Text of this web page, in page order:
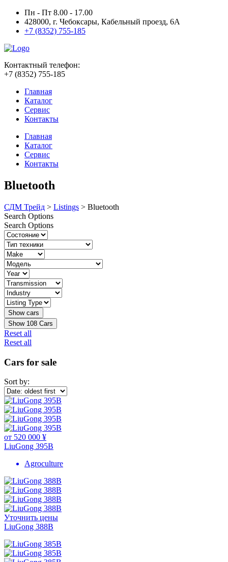
Пн - Пт 8.00 - 17.00
428000, г. Чебоксары, Кабельный проезд, 6А
+7 (8352) 755-185
Контактный телефон:
+7 (8352) 755-185
Главная
Каталог
Сервис
Контакты
Главная
Каталог
Сервис
Контакты
Bluetooth
СДМ Трейд > Listings > Bluetooth
Search Options
Search Options
Show 108 Cars
Reset all
Reset all
Cars for sale
Sort by:
от 520 000 ¥
LiuGong 395B
Agroculture
Уточнить цены
LiuGong 388В